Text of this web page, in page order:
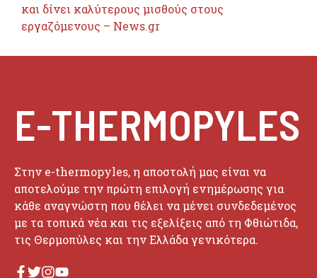
και δίνει καλύτερους μισθούς στους
εργαζόμενους – News.gr
E-THERMOPYLES
Στην e-thermopyles, η αποστολή μας είναι να
αποτελούμε την πρώτη επιλογή ενημέρωσης για
κάθε αναγνώστη που θέλει να μένει συνδεδεμένος
με τα τοπικά νέα και τις εξελίξεις από τη Φθιώτιδα,
τις Θερμοπύλες και την Ελλάδα γενικότερα.